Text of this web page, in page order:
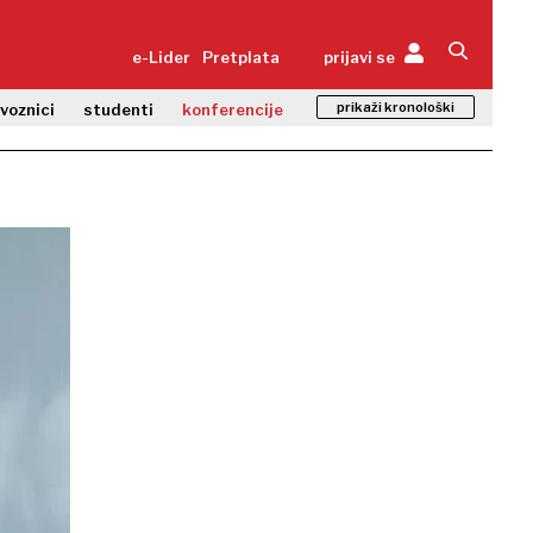
e-Lider Pretplata prijavi se
studenti konferencije prikaži kronološki